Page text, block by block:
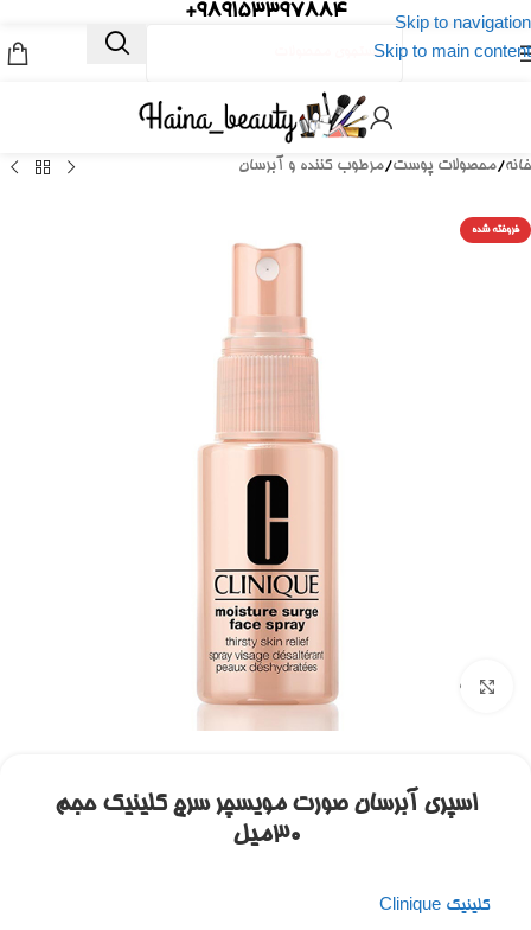
Skip to navigation
Skip to main content
989153397884+
خانه/محصولات پوست/مرطوب کننده و آبرسان
فروخته شده
برای بزرگنمایی کلیک کنید
اسپری آبرسان صورت مویسچر سرج کلینیک حجم
۳۰میل
کلینیک Clinique